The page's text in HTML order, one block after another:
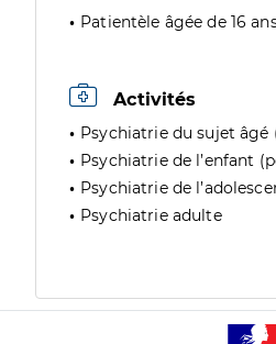
Patientèle âgée de 16
Activités
Psychiatrie du sujet
Psychiatrie de l’enfant
Psychiatrie de
Psychiatrie adulte